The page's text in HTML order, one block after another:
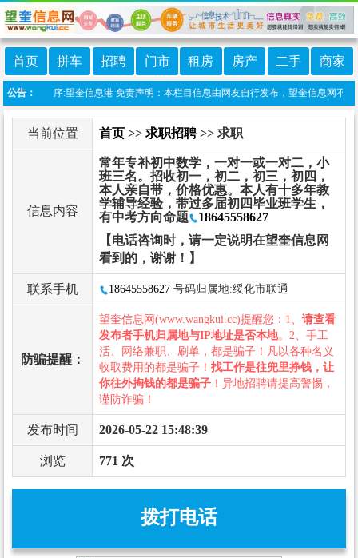
首页 拼车 招聘 门市 租房 房产 二手 商家
公告：
微信小程序:望奎信息港 免责声明：本栏目信息由网友自行发布，望奎信息网不承
当前位置 首页 >> 求职招聘>> 求职
信息内容
常年专补初中数学，一对一或一对二，小
班三名。招收初一，初二，初三，初四，
本人亲自带，价格优惠。本人有十多年教
学辅导经验，带过多届初四毕业班学生，
有中考方向命题
18645558627
【电话咨询时，请一定说明在望奎信息网
看到的，谢谢！】
联系手机 18645558627 号码归属地:绥化市联通
防骗提醒：
望奎信息网(www.wangkui.cc)提醒您：1、 请查看
发布者手机归属地与IP地址是否本地。2、手工
活、网络兼职、刷单，都是骗子！凡以各种名义
收取费用的都是骗子！ 找工作是往兜里挣钱，让
你往外掏钱的都是骗子 ！异地招聘请提高警惕，
谨防诈骗！
发布时间 2026-05-22 15:48:39
浏览 771 次
拨打电话